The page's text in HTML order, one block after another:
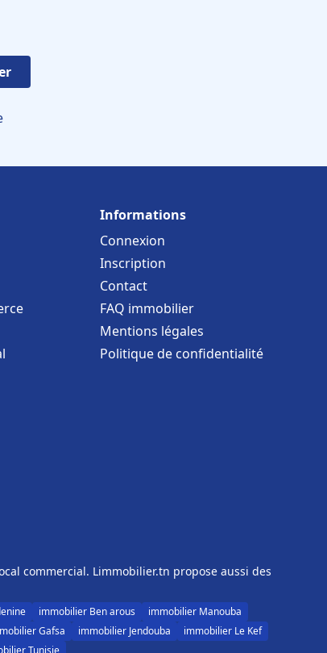
Informations
Connexion
Inscription
Contact
FAQ immobilier
Mentions légales
Politique de confidentialité
commercial. Limmobilier.tn propose aussi des
immobilier Ben arous
immobilier Manouba
Gafsa immobilier Jendouba
immobilier Le Kef
Tunisie